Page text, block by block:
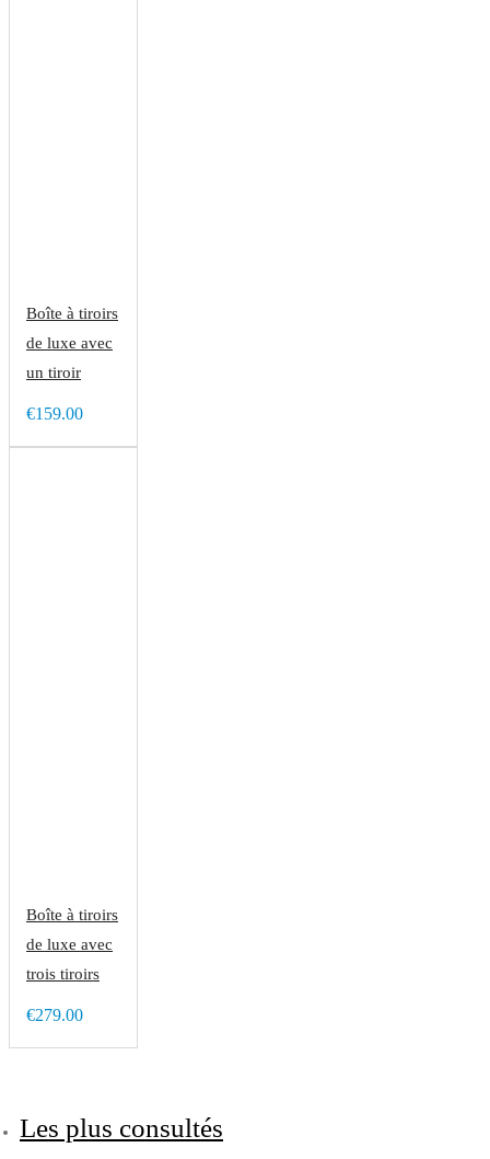
Boîte à tiroirs
de luxe avec
un tiroir
€159.00
Boîte à tiroirs
de luxe avec
trois tiroirs
€279.00
Les plus consultés